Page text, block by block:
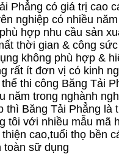
Phẳng có giá trị cao
nghiệp có nhiều
hợp nhu cầu sản
thời gian & công
không phù hợp &
rất ít đơn vị có kinh
thi công Băng Tải
năm trong nghành
thì Băng Tải Phẳng là
tôi với nhiều mẫu mã
cao,tuổi thọ bền
toàn sữ dụng